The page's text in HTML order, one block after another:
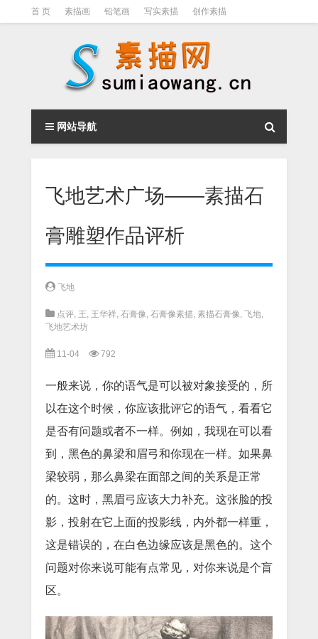
首 页 素描画 铅笔画 写实素描 创作素描
素描视频教程
网站导航
飞地艺术广场——素描石
膏雕塑作品评析
飞地
点评, 王, 王华祥, 石膏像, 石膏像素描, 素描石膏像, 飞地,
飞地艺术坊
11-04 792
一般来说，你的语气是可以被对象接受的，所
以在这个时候，你应该批评它的语气，看看它
是否有问题或者不一样。例如，我现在可以看
到，黑色的鼻梁和眉弓和你现在一样。如果鼻
梁较弱，那么鼻梁在面部之间的关系是正常
的。这时，黑眉弓应该大力补充。这张脸的投
影，投射在它上面的投影线，内外都一样重，
这是错误的，在白色边缘应该是黑色的。这个
问题对你来说可能有点常见，对你来说是个盲
区。